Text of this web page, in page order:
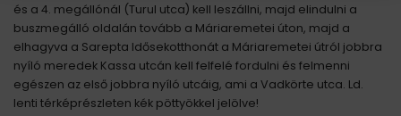
és a 4. megállónál (Turul utca) kell leszállni, majd elindulni a
buszmegálló oldalán tovább a Máriaremetei úton, majd a
elhagyva a Sarepta Idősekotthonát a Máriaremetei útról jobbra
nyíló meredek Kassa utcán kell felfelé fordulni és felmenni
egészen az első jobbra nyíló utcáig, ami a Vadkörte utca. Ld.
lenti térképrészleten kék pöttyökkel jelölve!